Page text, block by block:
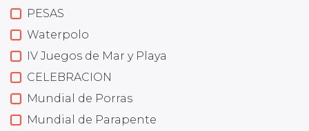
PESAS
Waterpolo
IV Juegos de Mar y Playa
CELEBRACION
Mundial de Porras
Mundial de Parapente